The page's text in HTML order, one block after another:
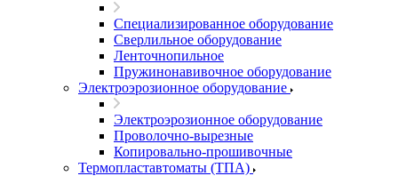
Специализированное оборудование
Сверлильное оборудование
Ленточнопильное
Пружинонавивочное оборудование
Электроэрозионное оборудование
Электроэрозионное оборудование
Проволочно-вырезные
Копировально-прошивочные
Термопластавтоматы (ТПА)